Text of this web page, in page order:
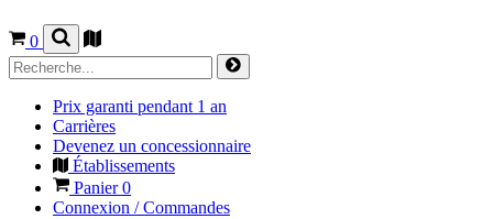
0
Prix garanti pendant 1 an
Carrières
Devenez un concessionnaire
Établissements
Panier0
Connexion / Commandes